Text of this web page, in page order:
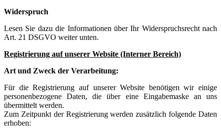
Widerspruch
Lesen Sie dazu die Informationen über Ihr Widerspruchsrecht nach
Art. 21 DSGVO weiter unten.
Registrierung auf unserer Website (Interner Bereich)
Art und Zweck der Verarbeitung:
Für die Registrierung auf unserer Website benötigen wir einige
personenbezogene Daten, die über eine Eingabemaske an uns
übermittelt werden.
Zum Zeitpunkt der Registrierung werden zusätzlich folgende Daten
erhoben: